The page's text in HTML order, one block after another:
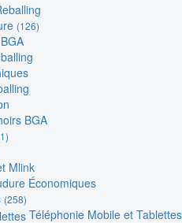
(126)
BGA
Mlink
Économiques
(258)
Téléphonie Mobile et Tablettes